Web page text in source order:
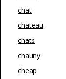
chat
chateau
chats
chauny
cheap